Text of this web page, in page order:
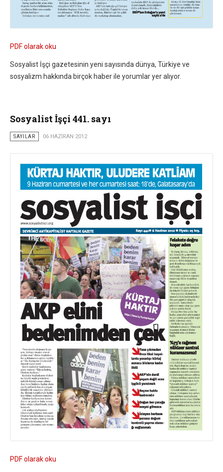
PDF olarak oku
Sosyalist İşçi gazetesinin yeni sayısında dünya, Türkiye ve
sosyalizm hakkında birçok haber ile yorumlar yer alıyor.
Sosyalist İşçi 441. sayı
SAYILAR 06 HAZIRAN 2012
PDF olarak oku